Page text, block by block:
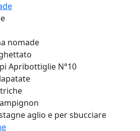
nomade
Apribottiglie N°10
aglio e per sbucciare